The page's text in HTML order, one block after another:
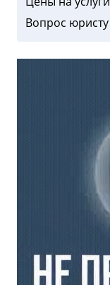
Вопрос юристу